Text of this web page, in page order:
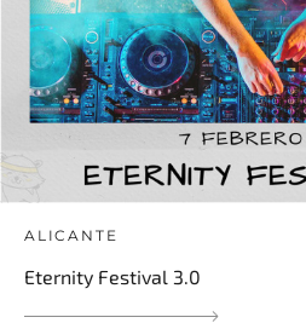
ALICANTE
Eternity Festival 3.0